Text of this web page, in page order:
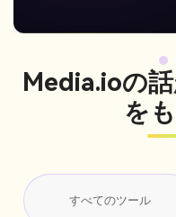
Media.ioの
を
すべてのツール